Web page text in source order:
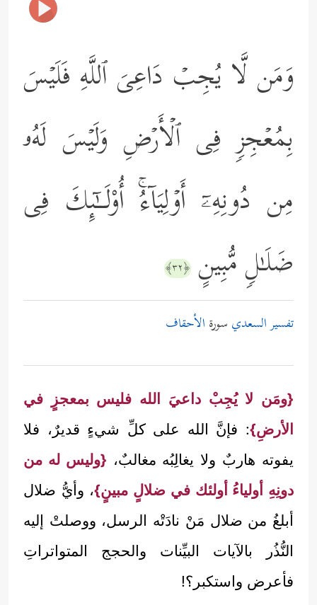
وَمَن لَّا یُجِبۡ دَاعِیَ ٱللَّهِ فَلَیۡسَ
بِمُعۡجِزࣲ فِی ٱلۡأَرۡضِ وَلَیۡسَ لَهُۥ
مِن دُونِهِۦۤ أَوۡلِیَاۤءُۚ أُوْلَــٰۤىِٕكَ فِی
ضَلَـٰلࣲ مُّبِینٍ ﴿٣٢﴾
تفسير السعدي سورة الأحقاف
{ومَن لا يُجِبْ داعيَ الله فليس بمعجزٍ في
الأرضِ}: فإنَّ الله على كلِّ شيءٍ قديرٌ، فلا
يفوته هاربٌ ولا يغالِبُه مغالبٌ، {وليس له من
دونِهِ أولياءُ أولئك في ضلالٍ مبينٍ}، وأيُّ ضلال
أبلغُ من ضلال مَنْ نادَتْه الرسل، ووصلتْ إليه
النُّذُر بالآيات البيِّنات والحجج المتواتراتِ
فأعرض واستكبر؟!